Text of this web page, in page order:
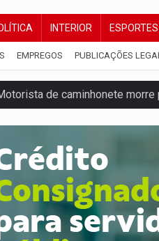
INTERIOR ESPORTES
EMPREGOS PUBLICAÇÕES
de caminhonete
lugares gratuitos para
e Força Tática prendem
Prefeitura fortalece parceria
Exército testa inovações no
Em Itapuã